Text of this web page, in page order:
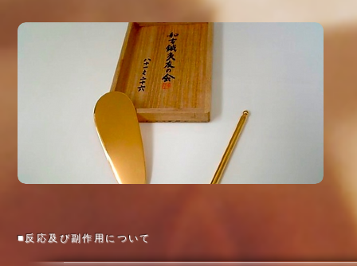
■反応及び副作用について